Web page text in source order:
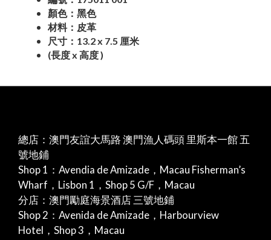
顏色：黑色
材料：皮革
尺寸：13.2 x 7.5 厘米
(長度 x 高度 )
總店：澳門友誼大馬路 澳門漁人碼頭 里斯本一館 五
號地鋪
Shop 1：Avendia de Amizade，Macau Fisherman’s
Wharf，Lisbon 1，Shop 5 G/F，Macau
分店：澳門勵庭海景酒店 三號地鋪
Shop 2：Avenida de Amizade，Harbourview
Hotel，Shop 3，Macau